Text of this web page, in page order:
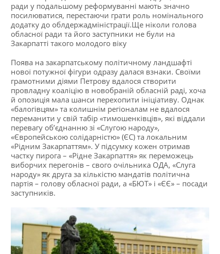
ради у подальшому реформуванні мають значно
посилюватися, перестаючи грати роль номінального
додатку до облдержадміністрації.Ще ніколи голова
обласної ради та його заступники не були на
Закарпатті такого молодого віку
Поява на закарпатському політичному ландшафті
нової потужної фігури одразу далася взнаки. Своїми
грамотними діями Петрову вдалося створити
провладну коаліцію в новобраній обласній раді, хоча
й опозиція мала шанси перехопити ініціативу. Однак
«балогівцям» та колишнім регіоналам не вдалося
переманити у свій табір «тимошенківців», які віддали
перевагу об’єднанню зі «Слугою народу»,
«Європейською солідарністю» (ЄС) та локальним
«Рідним Закарпаттям». У підсумку кожен отримав
частку пирога – «Рідне Закарпаття» як переможець
виборчих перегонів – свого очільника ОДА, «Слуга
народу» як друга за кількістю мандатів політична
партія – голову обласної ради, а «БЮТ» і «ЄЄ» – посади
заступників.